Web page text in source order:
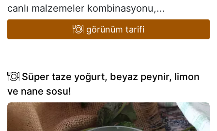
canlı malzemeler kombinasyonu,...
görünüm tarifi
Süper taze yoğurt, beyaz peynir, limon
ve nane sosu!